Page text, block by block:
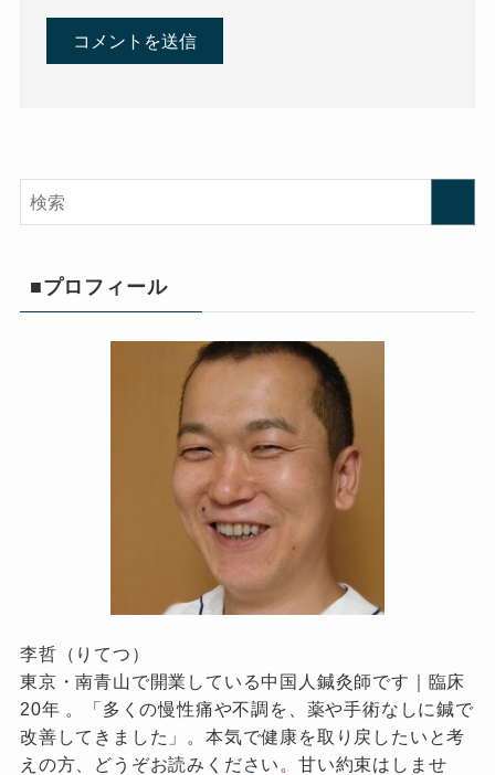
■プロフィール
李哲（りてつ）
東京・南青山で開業している中国人鍼灸師です｜臨床
20年 。「多くの慢性痛や不調を、薬や手術なしに鍼で
改善してきました」。本気で健康を取り戻したいと考
えの方、どうぞお読みください。甘い約束はしませ